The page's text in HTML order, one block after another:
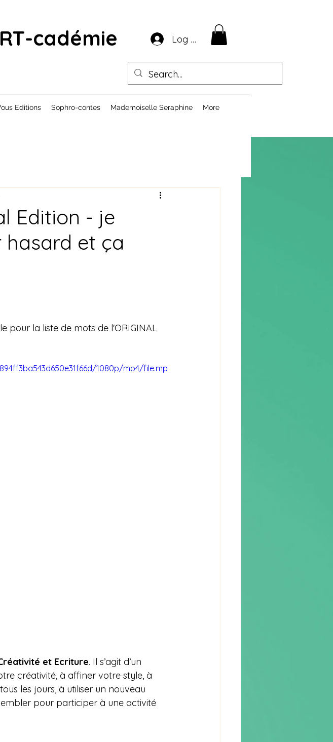
cadémie Log In
Editions Sophro-contes Mademoiselle Seraphine More
Edition - je
et ça
pour la liste de mots de l'ORIGINAL
1080p/mp4/file.mp
et Ecriture. Il s’agit d’un
créativité, à affiner votre style, à
les jours, à utiliser un nouveau
pour participer à une activité